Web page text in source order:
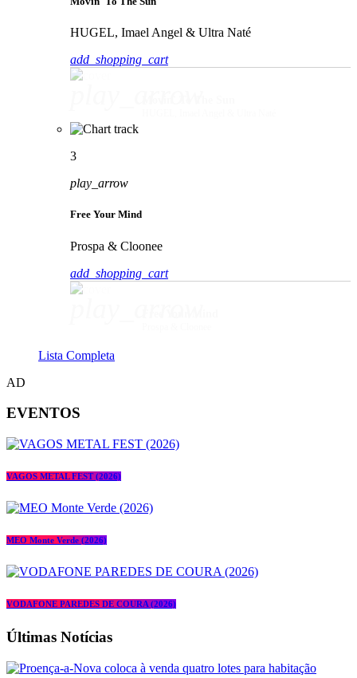
HUGEL, Imael Angel & Ultra Naté
add_shopping_cart
3
play_arrow
Free Your Mind
Prospa & Cloonee
add_shopping_cart
Lista Completa
AD
EVENTOS
VAGOS METAL FEST (2026)
MEO Monte Verde (2026)
VODAFONE PAREDES DE COURA (2026)
Últimas Notícias